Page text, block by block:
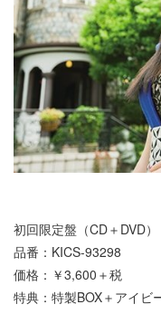
初回限定盤（CD＋DVD）
品番：KICS-93298
価格：￥3,600＋税
特典：特製BOX＋アイビ